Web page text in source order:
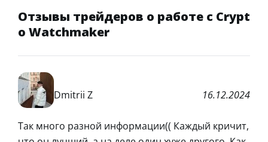
Отзывы трейдеров о работе с Crypt
o Watchmaker
Dmitrii Z 16.12.2024
Так много разной информации(( Каждый кричит,